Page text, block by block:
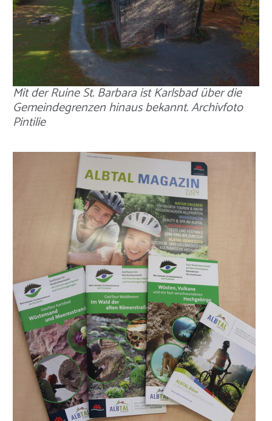
Mit der Ruine St. Barbara ist Karlsbad über die
Gemeindegrenzen hinaus bekannt. Archivfoto
Pintilie